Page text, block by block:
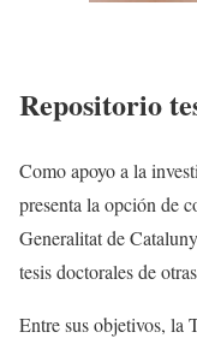
Repositorio
Como apoyo a la
presenta la opción de
Generalitat de
tesis doctorales de
Entre sus objetivos, la